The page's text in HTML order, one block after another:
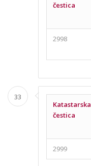
čestica
2998
33
Katastarska
čestica
2999